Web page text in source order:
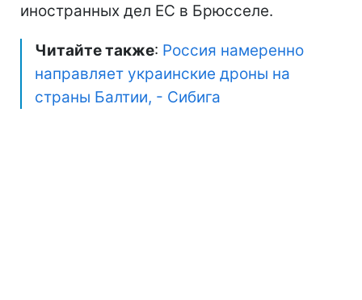
иностранных дел ЕС в Брюсселе.
Читайте также: Россия намеренно
направляет украинские дроны на
страны Балтии, - Сибига